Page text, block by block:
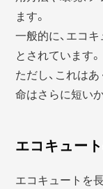
ます。
一般的に、エコ
とされています。
ただし、これは
命はさらに短い
エコキュー
エコキュートを